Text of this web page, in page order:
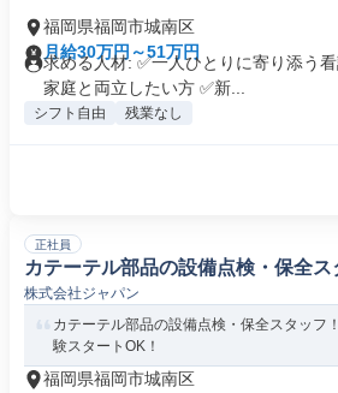
福岡県福岡市城南区
月給30万円～51万円
求める人材: ✅一人ひとりに寄り添う
家庭と両立したい方 ✅新...
シフト自由 残業なし
正社員
カテーテル部品の設備点検・保全ス
株式会社ジャパン
カテーテル部品の設備点検・保全スタッフ
験スタートOK！
福岡県福岡市城南区